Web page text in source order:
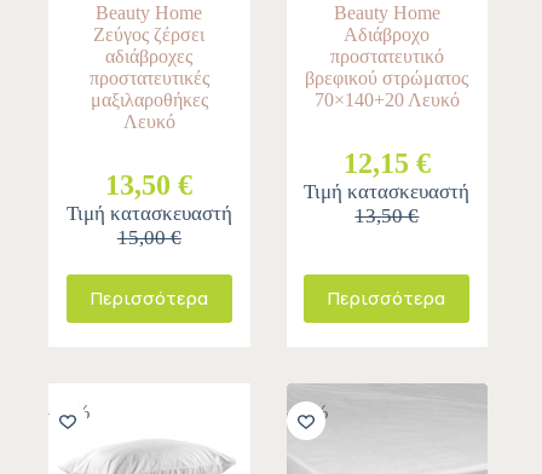
Beauty Home
Ζεύγος ζέρσει
αδιάβροχες
προστατευτικές
μαξιλαροθήκες
Λευκό
13,50 €
Τιμή κατασκευαστή
15,00 €
Περισσότερα
Beauty Home
Αδιάβροχο
προστατευτικό
βρεφικού στρώματος
70×140+20 Λευκό
12,15 €
Τιμή κατασκευαστή
13,50 €
Περισσότερα
-10% -10%